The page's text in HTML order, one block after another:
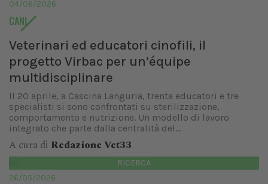
04/06/2026
CANI
Veterinari ed educatori cinofili, il
progetto Virbac per un’équipe
multidisciplinare
Il 20 aprile, a Cascina Languria, trenta educatori e tre
specialisti si sono confrontati su sterilizzazione,
comportamento e nutrizione. Un modello di lavoro
integrato che parte dalla centralità del...
A cura di Redazione Vet33
RICERCA
26/05/2026